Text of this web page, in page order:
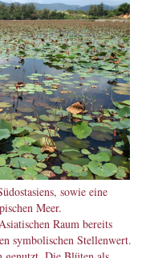
sowie eine
Meer.
Raum bereits
symbolischen Stellenwert.